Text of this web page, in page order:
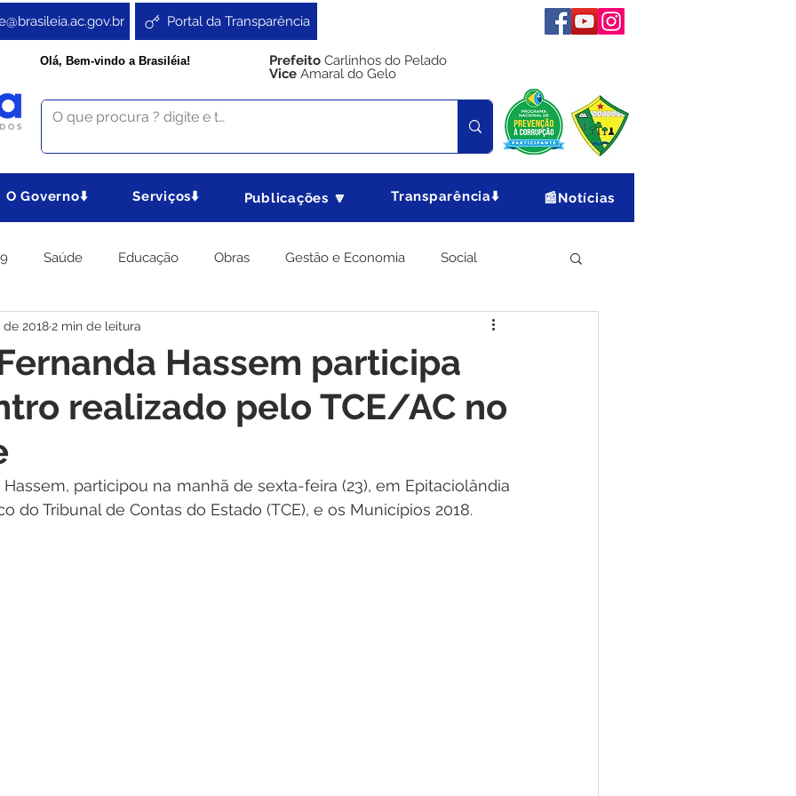
Portal da Transparência
Olá, Bem-vindo a Brasiléia! Prefeito Carlinhos do Pelado
Vice Amaral do Gelo
O Governo⬇️ Serviços⬇️ Publicações 🔽 Transparência⬇️ 📰Notícias
Saúde Educação Obras Gestão e Economia Social
Agricultura e Produção Meio Ambiente
Campanhas Datas Comemorativas Dengue
Hassem participa
realizado pelo TCE/AC no
de 20182 min de leitura
participou na manhã de sexta-feira (23), em Epitaciolândia
do Tribunal de Contas do Estado (TCE), e os Municípios 2018.